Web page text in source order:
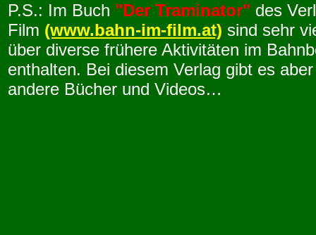
P.S.: Im Buch "Der Traminator" des
Film (www.bahn-im-film.at) sind sehr
über diverse frühere Aktivitäten im
enthalten. Bei diesem Verlag gibt es
andere Bücher und Videos…